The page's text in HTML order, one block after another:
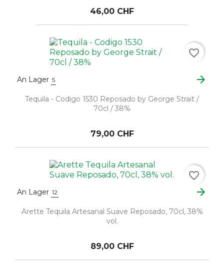
46,00 CHF
An Lager 5 arrow_forward
Tequila - Codigo 1530 Reposado by George Strait /
70cl / 38%
79,00 CHF
favorite_border
An Lager 12 arrow_forward
Arette Tequila Artesanal Suave Reposado, 70cl, 38%
vol.
89,00 CHF
favorite_border